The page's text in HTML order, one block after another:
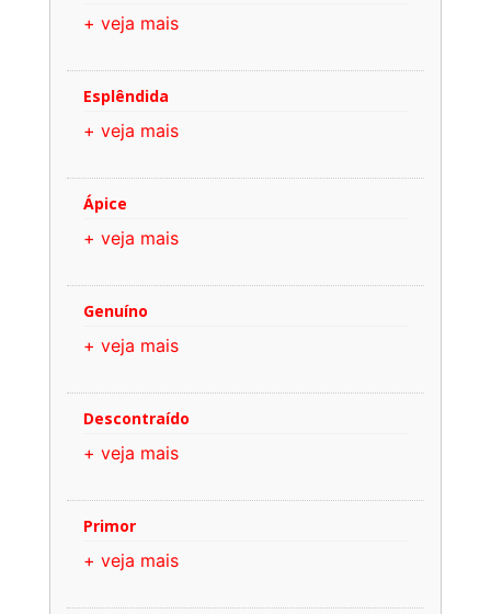
+ veja mais
Esplêndida
+ veja mais
Ápice
+ veja mais
Genuíno
+ veja mais
Descontraído
+ veja mais
Primor
+ veja mais